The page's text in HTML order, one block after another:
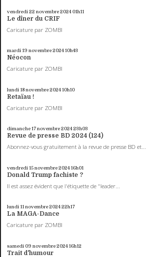
vendredi 22 novembre 2024 01h11
Le dîner du CRIF
Caricature par ZOMBI
mardi 19 novembre 202410h43
Néocon
Caricature par ZOMBI
lundi 18novembre 202410h10
Retaïau !
Caricature par ZOMBI
dimanche 17novembre 202423h03
Revue de presse BD 2024 (124)
Abonnez-vous gratuitement à la revue de presse BD et...
vendredi 15novembre 202416h01
Donald Trump fachiste ?
Il est assez évident que l'étiquette de "leader...
lundi 11novembre 202422h17
La MAGA-Dance
Caricature par ZOMBI
samedi 09 novembre 202416h12
Trait d'humour